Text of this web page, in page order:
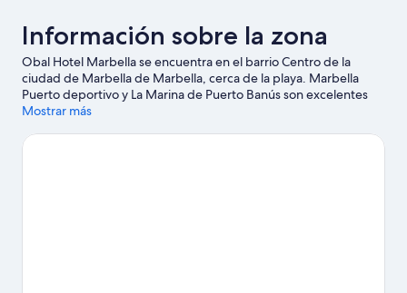
Información sobre la zona
Obal Hotel Marbella se encuentra en el barrio Centro de la
ciudad de Marbella de Marbella, cerca de la playa. Marbella
Puerto deportivo y La Marina de Puerto Banús son excelentes
opciones para los que buscan unas vacaciones activas, pero si
Málaga y Playa Puerto Banús son lo que necesitas. ¿Te apetece
Mostrar más